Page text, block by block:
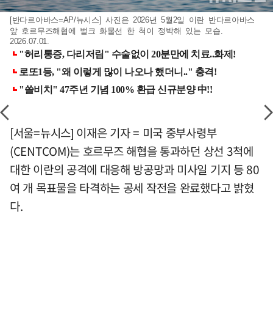
[반다르아바스=AP/뉴시스] 사진은 2026년 5월2일 이란 반다르아바스
앞 호르무즈해협에 벌크 화물선 한 척이 정박해 있는 모습.
2026.07.01.
[서울=뉴시스] 이재은 기자 = 미국 중부사령부
(CENTCOM)는 호르무즈 해협을 통과하던 상선 3척에
대한 이란의 공격에 대응해 방공망과 미사일 기지 등 80
여 개 목표물을 타격하는 공세 작전을 완료했다고 밝혔
다.